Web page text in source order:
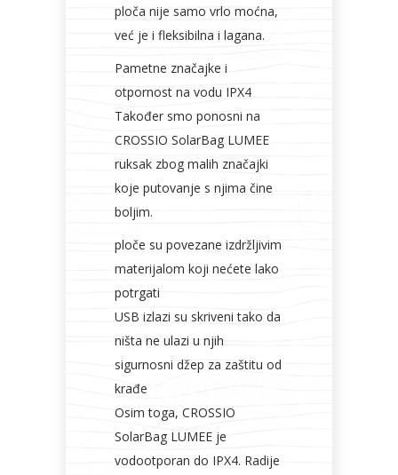
ploča nije samo vrlo moćna,
već je i fleksibilna i lagana.
Pametne značajke i
otpornost na vodu IPX4
Također smo ponosni na
CROSSIO SolarBag LUMEE
ruksak zbog malih značajki
koje putovanje s njima čine
boljim.
ploče su povezane izdržljivim
materijalom koji nećete lako
potrgati
USB izlazi su skriveni tako da
ništa ne ulazi u njih
sigurnosni džep za zaštitu od
krađe
Osim toga, CROSSIO
SolarBag LUMEE je
vodootporan do IPX4. Radije